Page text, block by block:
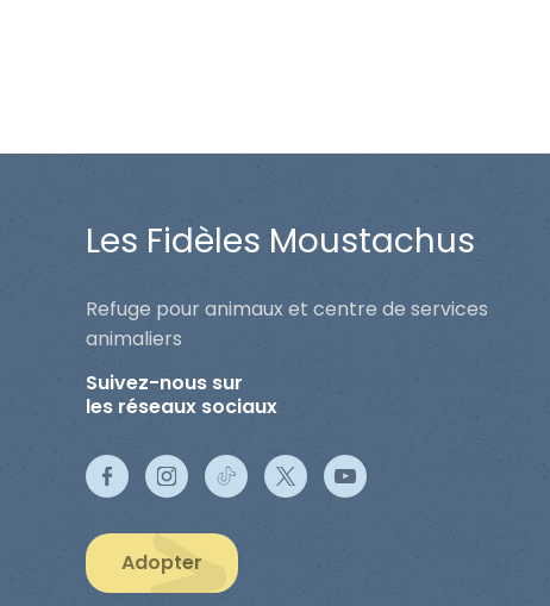
Les Fidèles Moustachus
Refuge pour animaux et centre de services
animaliers
Suivez-nous sur
les réseaux sociaux
Adopter